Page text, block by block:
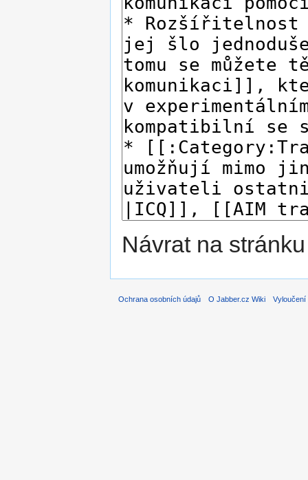
Návrat na stránku
Ochrana osobních údajů O Jabber.cz Wiki Vyloučení